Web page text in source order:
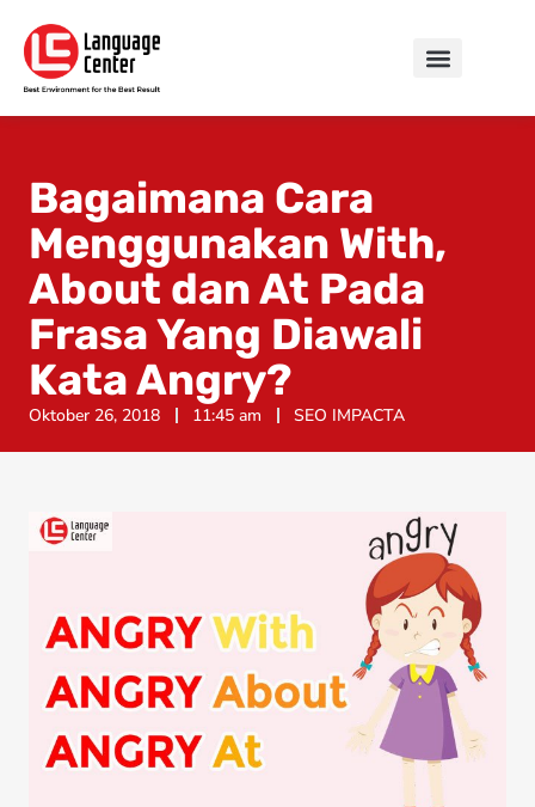
Bagaimana Cara
Menggunakan With,
About dan At Pada
Frasa Yang Diawali
Kata Angry?
Oktober 26, 2018 11:45 am SEO IMPACTA